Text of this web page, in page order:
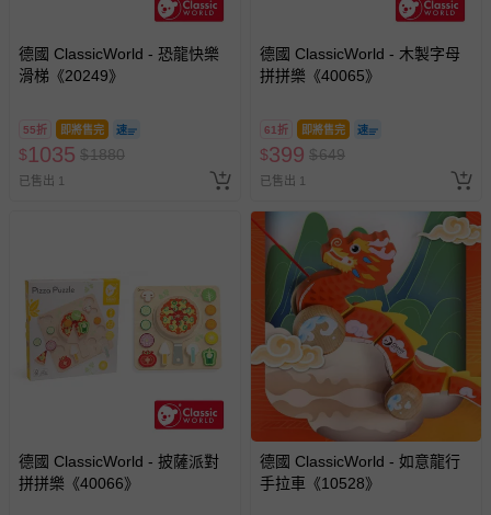
德國 ClassicWorld - 恐龍快樂
滑梯《20249》
55折 即將售完
$1035 $1880
已售出 1
德國 ClassicWorld - 木製字母
拼拼樂《40065》
61折 即將售完
$399 $649
已售出 1
德國 ClassicWorld - 披薩派對
拼拼樂《40066》
德國 ClassicWorld - 如意龍行
手拉車《10528》